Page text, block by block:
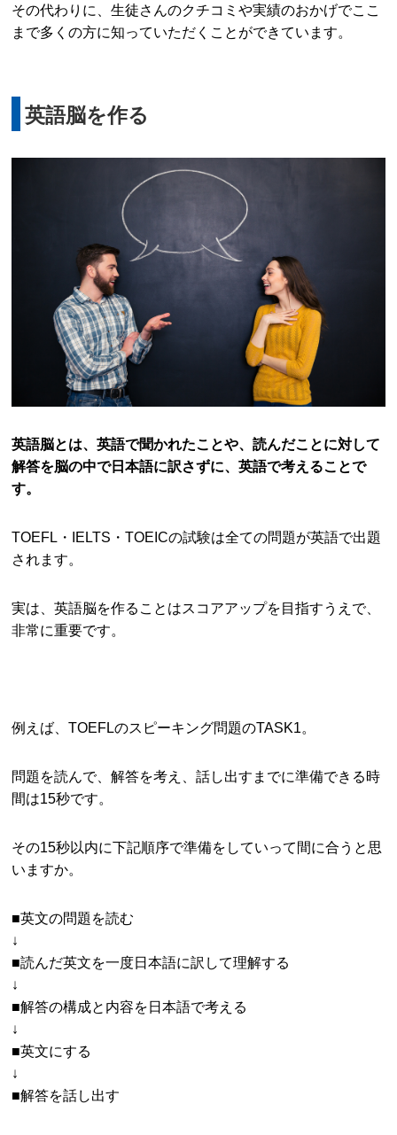
その代わりに、生徒さんのクチコミや実績のおかげでここ
まで多くの方に知っていただくことができています。
英語脳を作る
英語脳とは、英語で聞かれたことや、読んだことに対して
解答を脳の中で日本語に訳さずに、英語で考えることで
す。
TOEFL・IELTS・TOEICの試験は全ての問題が英語で出題
されます。
実は、英語脳を作ることはスコアアップを目指すうえで、
非常に重要です。
例えば、TOEFLのスピーキング問題のTASK1。
問題を読んで、解答を考え、話し出すまでに準備できる時
間は15秒です。
その15秒以内に下記順序で準備をしていって間に合うと思
いますか。
■英文の問題を読む
↓
■読んだ英文を一度日本語に訳して理解する
↓
■解答の構成と内容を日本語で考える
↓
■英文にする
↓
■解答を話し出す